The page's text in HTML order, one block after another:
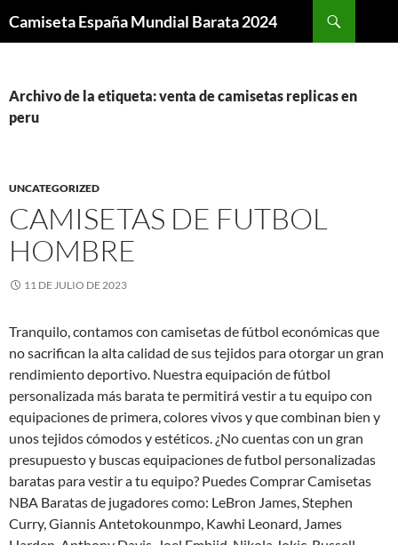
Camiseta España Mundial Barata 2024
Archivo de la etiqueta: venta de camisetas replicas en
peru
UNCATEGORIZED
CAMISETAS DE FUTBOL
HOMBRE
11 DE JULIO DE 2023
Tranquilo, contamos con camisetas de fútbol económicas que
no sacrifican la alta calidad de sus tejidos para otorgar un gran
rendimiento deportivo. Nuestra equipación de fútbol
personalizada más barata te permitirá vestir a tu equipo con
equipaciones de primera, colores vivos y que combinan bien y
unos tejidos cómodos y estéticos. ¿No cuentas con un gran
presupuesto y buscas equipaciones de futbol personalizadas
baratas para vestir a tu equipo? Puedes Comprar Camisetas
NBA Baratas de jugadores como: LeBron James, Stephen
Curry, Giannis Antetokounmpo, Kawhi Leonard, James